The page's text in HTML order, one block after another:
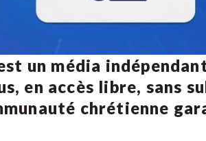
un média
en accès libre, sans
chrétienne